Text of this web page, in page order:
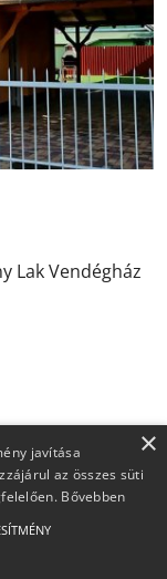
Lak Vendégház
×
javítása
az összes süti
Bővebben